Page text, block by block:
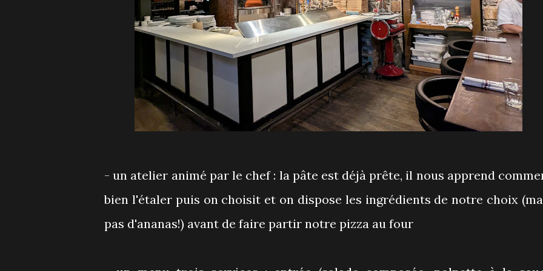
- un atelier animé par le chef : la pâte est déjà prête, il nous apprend
bien l'étaler puis on choisit et on dispose les ingrédients de notre choix
pas d'ananas!) avant de faire partir notre pizza au four